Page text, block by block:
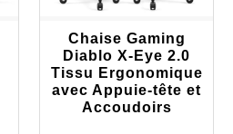
Chaise Gaming
Diablo X-Eye 2.0
Tissu Ergonomique
avec Appuie-tête et
Accoudoirs